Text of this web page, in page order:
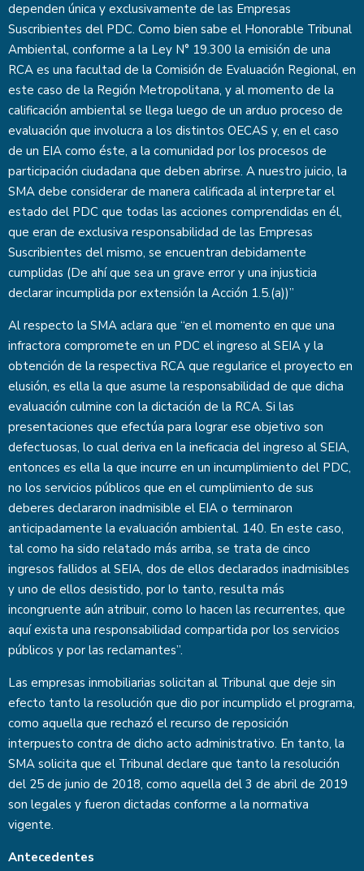
dependen única y exclusivamente de las Empresas
Suscribientes del PDC. Como bien sabe el Honorable Tribunal
Ambiental, conforme a la Ley N° 19.300 la emisión de una
RCA es una facultad de la Comisión de Evaluación Regional, en
este caso de la Región Metropolitana, y al momento de la
calificación ambiental se llega luego de un arduo proceso de
evaluación que involucra a los distintos OECAS y, en el caso
de un EIA como éste, a la comunidad por los procesos de
participación ciudadana que deben abrirse. A nuestro juicio, la
SMA debe considerar de manera calificada al interpretar el
estado del PDC que todas las acciones comprendidas en él,
que eran de exclusiva responsabilidad de las Empresas
Suscribientes del mismo, se encuentran debidamente
cumplidas (De ahí que sea un grave error y una injusticia
declarar incumplida por extensión la Acción 1.5.(a))”
Al respecto la SMA aclara que “en el momento en que una
infractora compromete en un PDC el ingreso al SEIA y la
obtención de la respectiva RCA que regularice el proyecto en
elusión, es ella la que asume la responsabilidad de que dicha
evaluación culmine con la dictación de la RCA. Si las
presentaciones que efectúa para lograr ese objetivo son
defectuosas, lo cual deriva en la ineficacia del ingreso al SEIA,
entonces es ella la que incurre en un incumplimiento del PDC,
no los servicios públicos que en el cumplimiento de sus
deberes declararon inadmisible el EIA o terminaron
anticipadamente la evaluación ambiental. 140. En este caso,
tal como ha sido relatado más arriba, se trata de cinco
ingresos fallidos al SEIA, dos de ellos declarados inadmisibles
y uno de ellos desistido, por lo tanto, resulta más
incongruente aún atribuir, como lo hacen las recurrentes, que
aquí exista una responsabilidad compartida por los servicios
públicos y por las reclamantes”.
Las empresas inmobiliarias solicitan al Tribunal que deje sin
efecto tanto la resolución que dio por incumplido el programa,
como aquella que rechazó el recurso de reposición
interpuesto contra de dicho acto administrativo. En tanto, la
SMA solicita que el Tribunal declare que tanto la resolución
del 25 de junio de 2018, como aquella del 3 de abril de 2019
son legales y fueron dictadas conforme a la normativa
vigente.
Antecedentes